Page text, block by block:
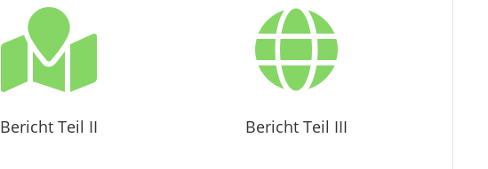

Bericht Teil II

Bericht Teil III